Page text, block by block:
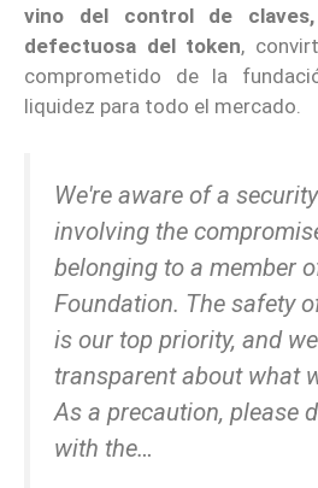
vino del control de
defectuosa del token,
comprometido de la
liquidez para todo el mercado.
We're aware of a
involving the
belonging to a member
Foundation. The safety
is our top priority, and
transparent about what
As a precaution, please
with the…